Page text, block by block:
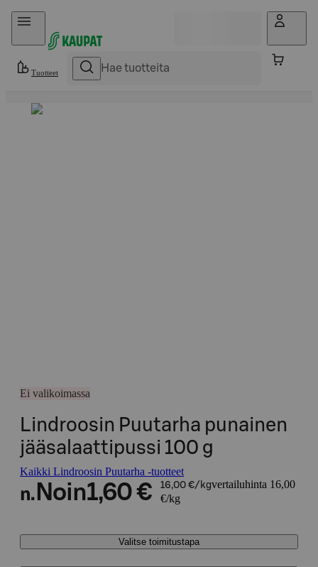
Hyppää sisältöön
Tuotteet
Ei valikoimassa
Lindroosin Puutarha punainen
jääsalaattipussi 100 g
Kaikki Lindroosin Puutarha -tuotteet
n. Noin1,60 € 16,00 €/kgvertailuhinta 16,00
€/kg
Valitse toimitustapa